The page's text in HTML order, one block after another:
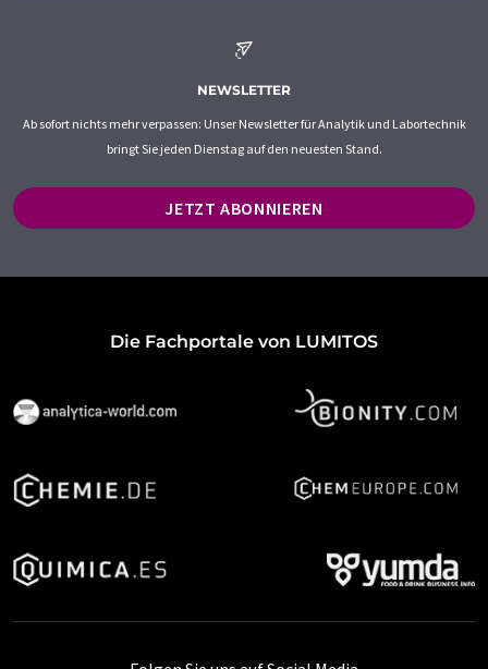
NEWSLETTER
Ab sofort nichts mehr verpassen: Unser Newsletter für Analytik und Labortechnik
bringt Sie jeden Dienstag auf den neuesten Stand.
JETZT ABONNIEREN
Die Fachportale von LUMITOS